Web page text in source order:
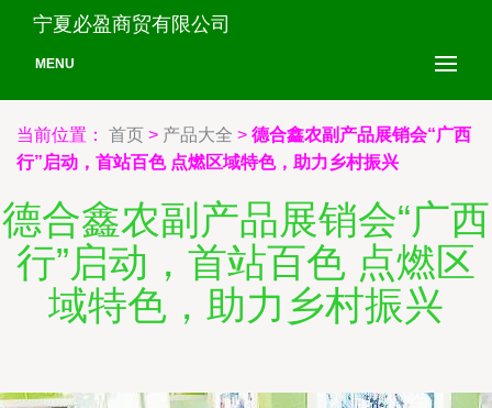
宁夏必盈商贸有限公司
MENU
当前位置： 首页 > 产品大全 > 德合鑫农副产品展销会“广西
行”启动，首站百色 点燃区域特色，助力乡村振兴
德合鑫农副产品展销会“广西
行”启动，首站百色 点燃区
域特色，助力乡村振兴